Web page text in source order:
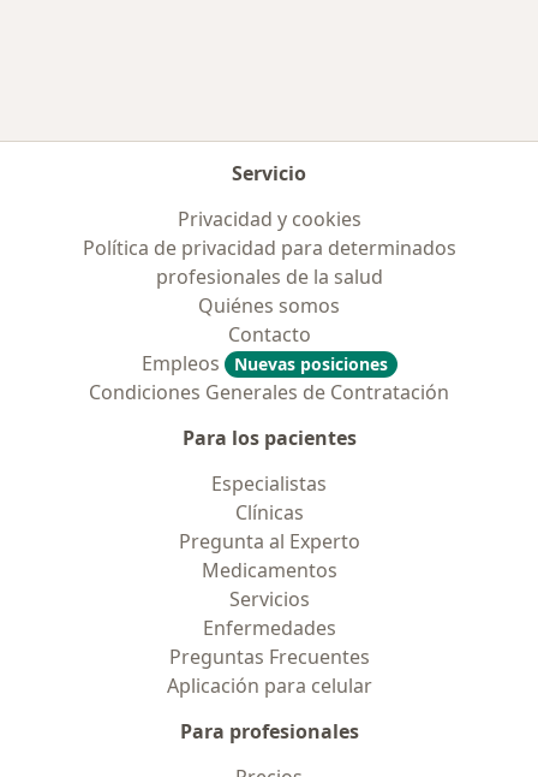
Servicio
Privacidad y cookies
Política de privacidad para determinados
profesionales de la salud
Quiénes somos
Contacto
Empleos
Nuevas posiciones
Condiciones Generales de Contratación
Para los pacientes
Especialistas
Clínicas
Pregunta al Experto
Medicamentos
Servicios
Enfermedades
Preguntas Frecuentes
Aplicación para celular
Para profesionales